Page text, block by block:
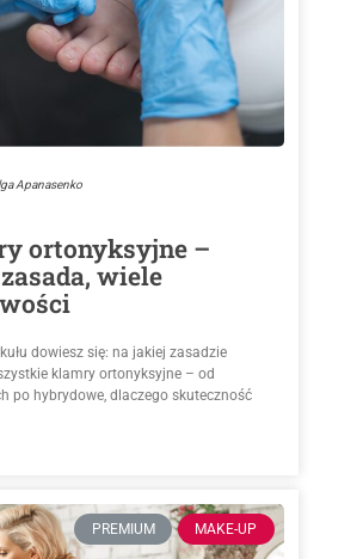
Apanasenko
ortonyksyjne –
wiele
dowiesz się: na jakiej zasadzie
klamry ortonyksyjne – od
po hybrydowe, dlaczego skuteczność
PREMIUM MAKE-UP